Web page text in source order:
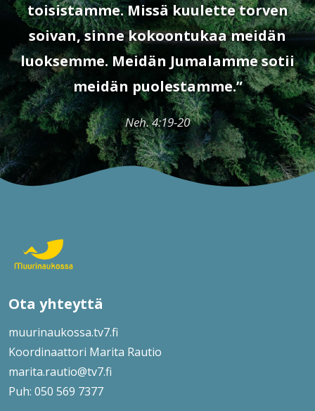
toisistamme. Missä kuulette torven
soivan, sinne kokoontukaa meidän
luoksemme. Meidän Jumalamme sotii
meidän puolestamme.”
Neh. 4:19-20
Ota yhteyttä
muurinaukossa.tv7.fi
Koordinaattori Marita Rautio
marita.rautio@tv7.fi
Puh: 050 569 7377